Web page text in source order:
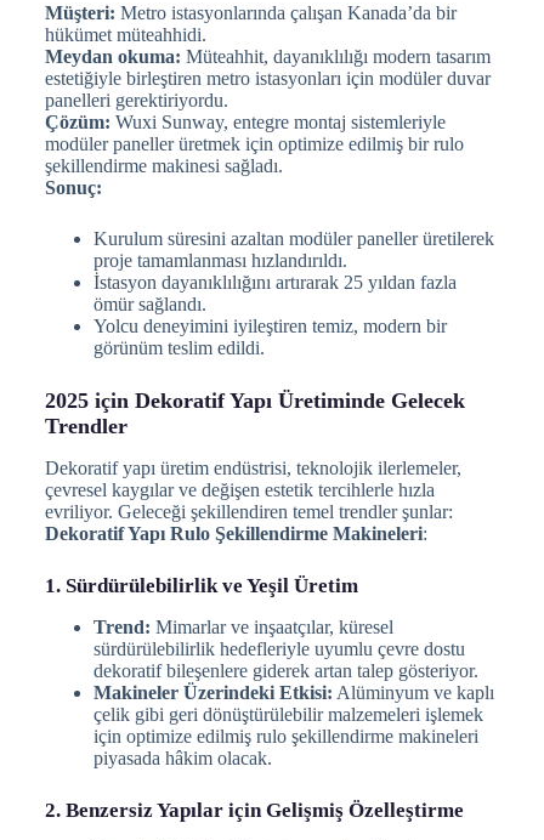
Müşteri: Metro istasyonlarında çalışan Kanada’da bir
hükümet müteahhidi.
Meydan okuma: Müteahhit, dayanıklılığı modern tasarım
estetiğiyle birleştiren metro istasyonları için modüler duvar
panelleri gerektiriyordu.
Çözüm: Wuxi Sunway, entegre montaj sistemleriyle
modüler paneller üretmek için optimize edilmiş bir rulo
şekillendirme makinesi sağladı.
Sonuç:
Kurulum süresini azaltan modüler paneller üretilerek
proje tamamlanması hızlandırıldı.
İstasyon dayanıklılığını artırarak 25 yıldan fazla
ömür sağlandı.
Yolcu deneyimini iyileştiren temiz, modern bir
görünüm teslim edildi.
2025 için Dekoratif Yapı Üretiminde Gelecek
Trendler
Dekoratif yapı üretim endüstrisi, teknolojik ilerlemeler,
çevresel kaygılar ve değişen estetik tercihlerle hızla
evriliyor. Geleceği şekillendiren temel trendler şunlar:
Dekoratif Yapı Rulo Şekillendirme Makineleri:
1. Sürdürülebilirlik ve Yeşil Üretim
Trend: Mimarlar ve inşaatçılar, küresel
sürdürülebilirlik hedefleriyle uyumlu çevre dostu
dekoratif bileşenlere giderek artan talep gösteriyor.
Makineler Üzerindeki Etkisi: Alüminyum ve kaplı
çelik gibi geri dönüştürülebilir malzemeleri işlemek
için optimize edilmiş rulo şekillendirme makineleri
piyasada hâkim olacak.
2. Benzersiz Yapılar için Gelişmiş Özelleştirme